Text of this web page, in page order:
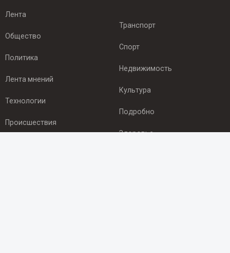
Лента
Общество
Политика
Лента мнений
Технологии
Происшествия
Транспорт
Спорт
Недвижимость
Культура
Подробно
Здоровье